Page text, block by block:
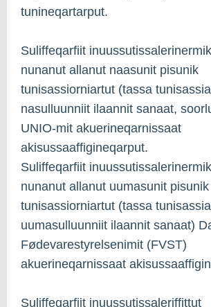
tunineqartarput.
Suliffeqarfiit
nunanut allanut naasunit pisunik
tunisassiorniartut (tassa
nasulluunniit ilaannit sanaat,
UNIO-mit akuerineqarnissaat
akisussaaffigineqarput.
Suliffeqarfiit
nunanut allanut uumasunit pisunik
tunisassiorniartut (tassa
uumasulluunniit ilaannit sanaat)
Fødevarestyrelsenimit (FVST)
akuerineqarnissaat
Suliffeqarfiit inuussutissaleriffittut